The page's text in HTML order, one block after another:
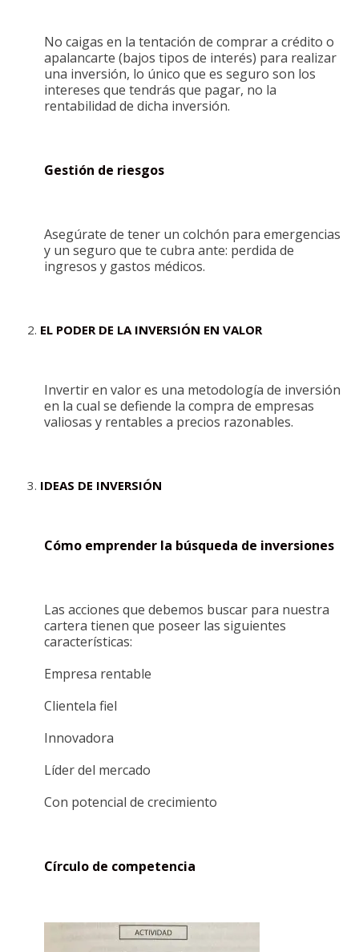
No caigas en la tentación de comprar a crédito o
apalancarte (bajos tipos de interés) para realizar
una inversión, lo único que es seguro son los
intereses que tendrás que pagar, no la
rentabilidad de dicha inversión.
Gestión de riesgos
Asegúrate de tener un colchón para emergencias
y un seguro que te cubra ante: perdida de
ingresos y gastos médicos.
EL PODER DE LA INVERSIÓN EN VALOR
Invertir en valor es una metodología de inversión
en la cual se defiende la compra de empresas
valiosas y rentables a precios razonables.
IDEAS DE INVERSIÓN
Cómo emprender la búsqueda de inversiones
Las acciones que debemos buscar para nuestra
cartera tienen que poseer las siguientes
características:
Empresa rentable
Clientela fiel
Innovadora
Líder del mercado
Con potencial de crecimiento
Círculo de competencia